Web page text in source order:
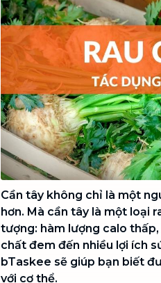
Chuyển nhà trọn gói, không
dẹp nơi đi nơi đến
Vệ sinh công nghiệp NEW
Vệ sinh chuyên nghiệp cho
phòng, nhà xưởng, công
Cần tây không chỉ là một
hơn. Mà cần tây là một loại
tượng: hàm lượng calo
chất đem đến nhiều lợi ích
bTaskee sẽ giúp bạn biết
với cơ thể.